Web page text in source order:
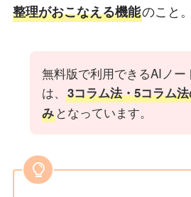
整理がおこなえる機能のこと。
無料版で利用できるAIノー
は、
3コラム法・5コラム
みとなっています。